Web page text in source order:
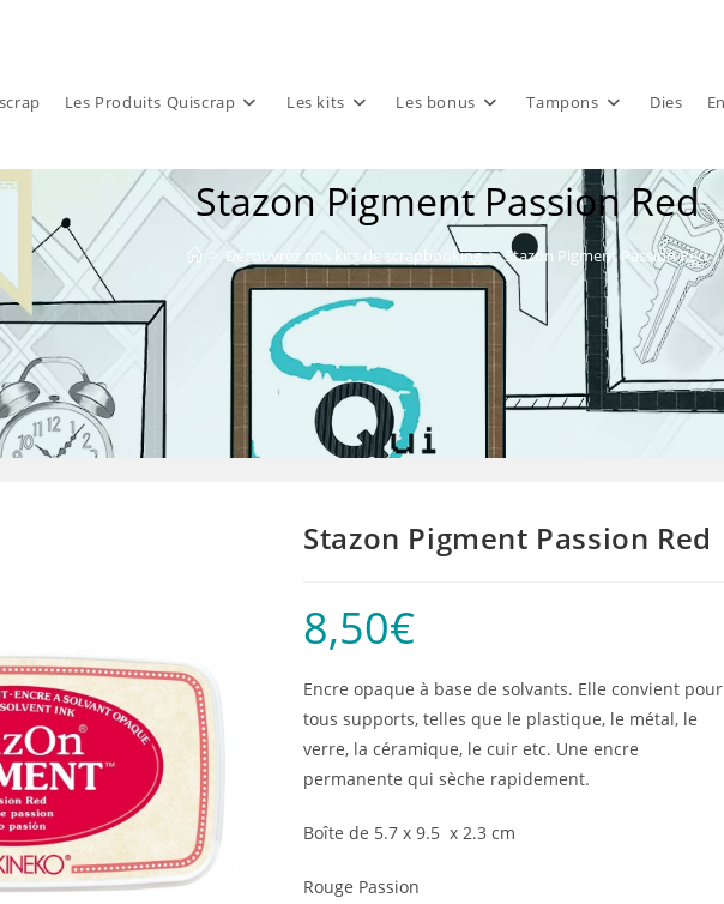
Les Produits Quiscrap Les kits Les bonus Tampons Dies
Stazon Pigment Passion Red
> Découvrez nos kits de scrapbooking > Stazon Pigment Passion Red
Stazon Pigment Passion Red
8,50€
Encre opaque à base de solvants. Elle convient pour
tous supports, telles que le plastique, le métal, le
verre, la céramique, le cuir etc. Une encre
permanente qui sèche rapidement.
Boîte de 5.7 x 9.5 x 2.3 cm
Rouge Passion